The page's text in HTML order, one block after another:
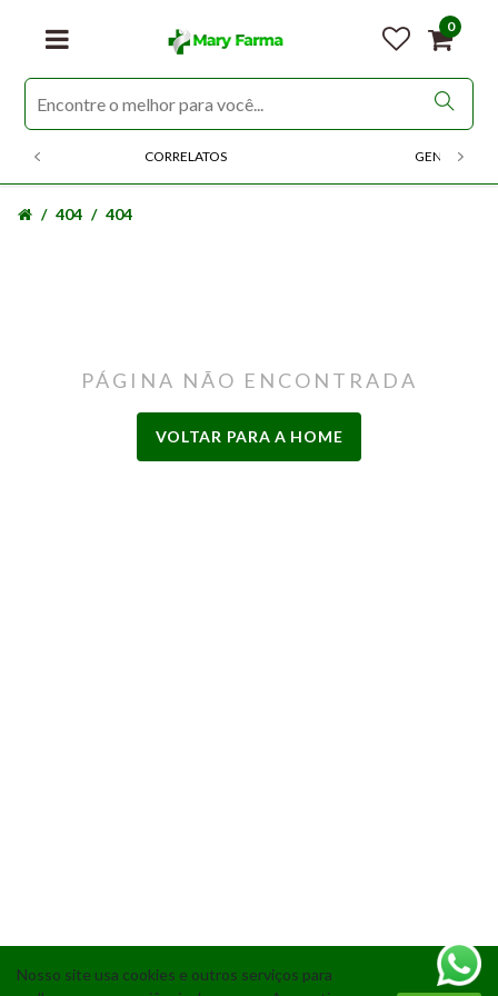
Nosso site usa cookies e outros serviços para
0
CORRELATOS GENERICOS
404 404
PÁGINA NÃO ENCONTRADA
VOLTAR PARA A HOME